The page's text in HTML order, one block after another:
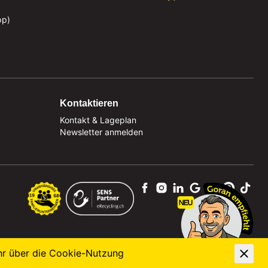
Kontaktieren
Kontakt & Lageplan
Newsletter anmelden
powered by polynorm
über die Cookie-Nutzung